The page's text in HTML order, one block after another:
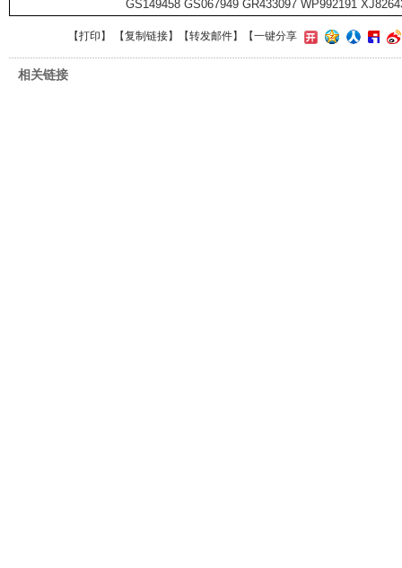
GS149458 GS067949 GR433097 WP992191
【打印 】 【复制链接】【转发邮件】 【一键分享
相关链接